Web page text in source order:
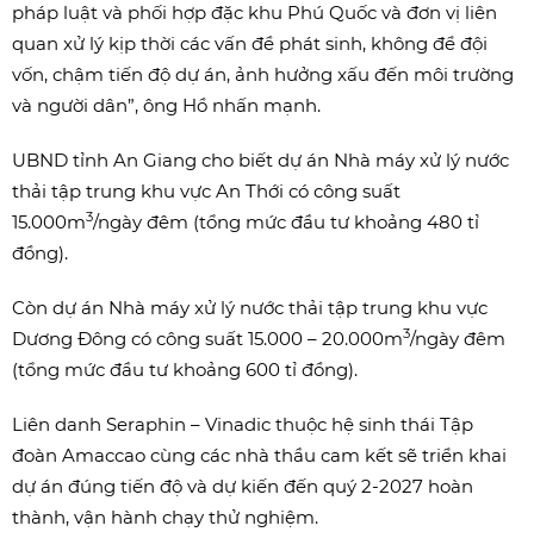
pháp luật và phối hợp đặc khu Phú Quốc và đơn vị liên
quan xử lý kịp thời các vấn đề phát sinh, không để đội
vốn, chậm tiến độ dự án, ảnh hưởng xấu đến môi trường
và người dân”, ông Hồ nhấn mạnh.
UBND tỉnh An Giang cho biết dự án Nhà máy xử lý nước
thải tập trung khu vực An Thới có công suất
15.000m3/ngày đêm (tổng mức đầu tư khoảng 480 tỉ
đồng).
Còn dự án Nhà máy xử lý nước thải tập trung khu vực
Dương Đông có công suất 15.000 – 20.000m3/ngày đêm
(tổng mức đầu tư khoảng 600 tỉ đồng).
Liên danh Seraphin – Vinadic thuộc hệ sinh thái Tập
đoàn Amaccao cùng các nhà thầu cam kết sẽ triển khai
dự án đúng tiến độ và dự kiến đến quý 2-2027 hoàn
thành, vận hành chạy thử nghiệm.